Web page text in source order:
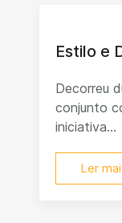
Estilo e
Decorreu
conjunto
iniciativa...
Ler